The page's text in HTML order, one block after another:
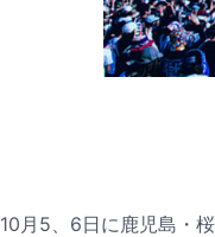
10月5、6日に鹿児島・